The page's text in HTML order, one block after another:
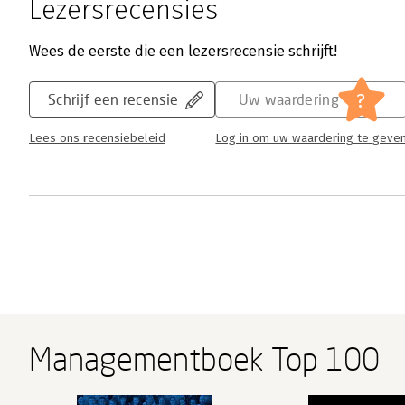
Lezersrecensies
Wees de eerste die een lezersrecensie schrijft!
Schrijf een recensie
Lees ons recensiebeleid
Uw waardering ?
Log in om uw waardering te
Managementboek Top 100